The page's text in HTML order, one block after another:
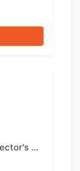
The Witcher: Enhanced Edition Director's Cut Mobile